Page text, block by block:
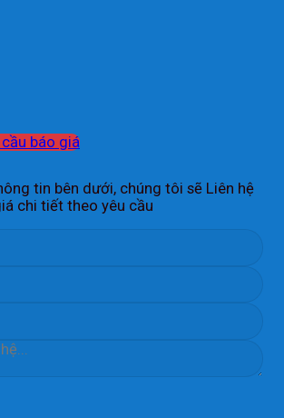
cầu báo giá
tin bên dưới, chúng tôi sẽ Liên hệ
chi tiết theo yêu cầu